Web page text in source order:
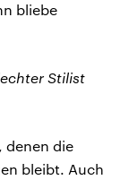
bliebe
Stilist
denen die
bleibt. Auch